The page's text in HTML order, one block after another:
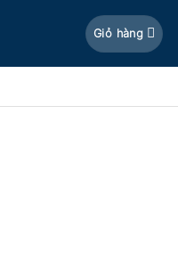
Giỏ hàng